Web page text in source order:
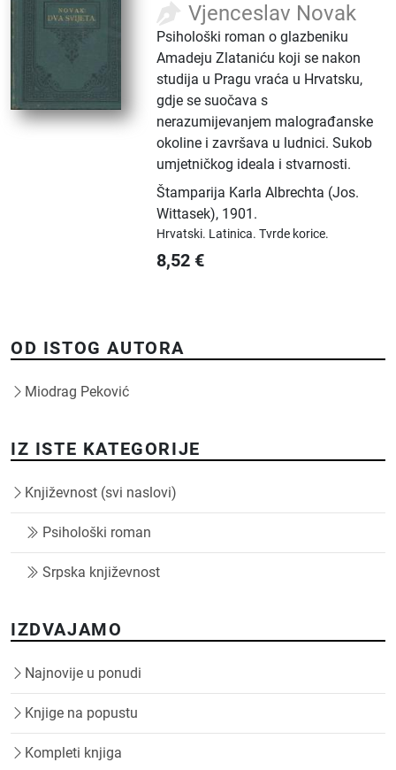
Vjenceslav Novak
Psihološki roman o glazbeniku
Amadeju Zlataniću koji se nakon
studija u Pragu vraća u Hrvatsku,
gdje se suočava s
nerazumijevanjem malograđanske
okoline i završava u ludnici. Sukob
umjetničkog ideala i stvarnosti.
Štamparija Karla Albrechta (Jos.
Wittasek), 1901.
Hrvatski. Latinica.Tvrde korice.
8,52 €
OD ISTOG AUTORA
Miodrag Peković
IZ ISTE KATEGORIJE
Književnost (svi naslovi)
Psihološki roman
Srpska književnost
IZDVAJAMO
Najnovije u ponudi
Knjige na popustu
Kompleti knjiga